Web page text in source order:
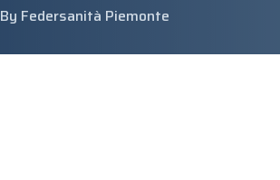
By Federsanità Piemonte